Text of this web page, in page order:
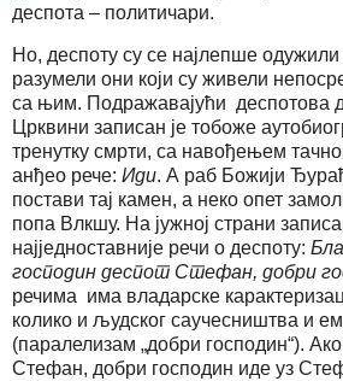
деспота – политичари.
Но, деспоту су се најлепше
разумели они који су живели
са њим. Подражавајући деспотова
Црквини записан је тобоже
тренутку смрти, са навођењем
анђео рече: Иди. А раб Божији
постави тај камен, а неко опет
попа Влкшу. На јужној страни
најједноставније речи о деспоту:
господин деспот Стефан, добри
речима има владарске
колико и људског саучесништва и
(паралелизам „добри господин“).
Стефан, добри господин иде уз